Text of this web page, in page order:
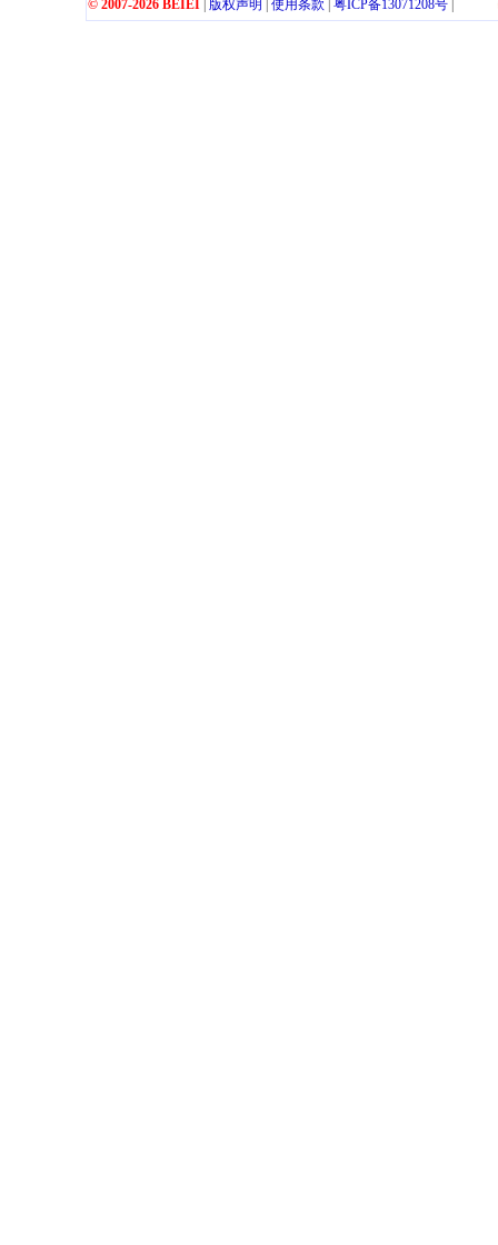
© 2007-2026 BEIEI| 版权声明 使用条款 粤ICP备13071208号|